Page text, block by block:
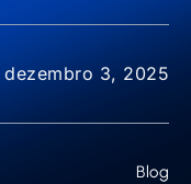
dezembro 3, 2025
Blog